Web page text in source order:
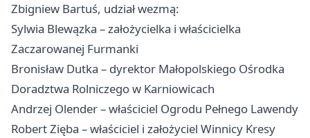
Zbigniew Bartuś, udział wezmą:
Sylwia Blewązka – założycielka i właścicielka
Zaczarowanej Furmanki
Bronisław Dutka – dyrektor Małopolskiego Ośrodka
Doradztwa Rolniczego w Karniowicach
Andrzej Olender – właściciel Ogrodu Pełnego Lawendy
Robert Zięba – właściciel i założyciel Winnicy Kresy